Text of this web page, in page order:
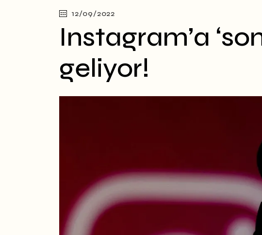
12/09/2022
Instagram’a
geliyor!